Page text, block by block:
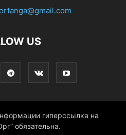
US
гиперссылка на
обязательна.